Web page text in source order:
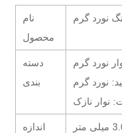
نام
محصول
نورد گرم
دسته
بندی
نورد گرم
نورد گرم
اندازه